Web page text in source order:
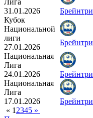
31.01.2026
Брейнтри
Кубок
Национальной
лиги
27.01.2026
Брейнтри
Национальная
Лига
24.01.2026
Брейнтри
Национальная
Лига
17.01.2026
Брейнтри
« 1 2345 »